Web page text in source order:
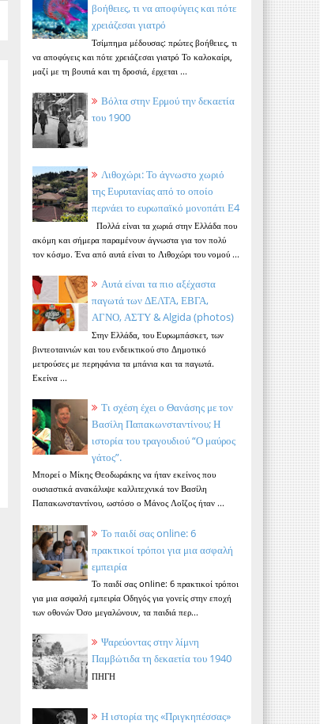
βοήθειες, τι να αποφύγεις και πότε
χρειάζεσαι γιατρό
Τσίμπημα μέδουσας: πρώτες βοήθειες, τι
να αποφύγεις και πότε χρειάζεσαι γιατρό Το καλοκαίρι,
μαζί με τη βουτιά και τη δροσιά, έρχεται ...
Βόλτα στην Ερμού την δεκαετία
του 1900
Λιθοχώρι: Το άγνωστο χωριό
της Ευρυτανίας από το οποίο
περνάει το ευρωπαϊκό μονοπάτι Ε4
Πολλά είναι τα χωριά στην Ελλάδα που
ακόμη και σήμερα παραμένουν άγνωστα για τον πολύ
τον κόσμο. Ένα από αυτά είναι το Λιθοχώρι του νομού ...
Αυτά είναι τα πιο αξέχαστα
παγωτά των ΔΕΛΤΑ, ΕΒΓΑ,
ΑΓΝΟ, ΑΣΤΥ & Algida (photos)
Στην Ελλάδα, του Ευρωμπάσκετ, των
βιντεοταινιών και του ενδεικτικού στο Δημοτικό
μετρούσες με περηφάνια τα μπάνια και τα παγωτά.
Εκείνα ...
Τι σχέση έχει ο Θανάσης με τον
Βασίλη Παπακωνσταντίνου; Η
ιστορία του τραγουδιού “Ο μαύρος
γάτος”.
Μπορεί ο Μίκης Θεοδωράκης να ήταν εκείνος που
ουσιαστικά ανακάλυψε καλλιτεχνικά τον Βασίλη
Παπακωνσταντίνου, ωστόσο ο Μάνος Λοΐζος ήταν ...
Το παιδί σας online: 6
πρακτικοί τρόποι για μια ασφαλή
εμπειρία
Το παιδί σας online: 6 πρακτικοί τρόποι
για μια ασφαλή εμπειρία Οδηγός για γονείς στην εποχή
των οθονών Όσο μεγαλώνουν, τα παιδιά περ...
Ψαρεύοντας στην λίμνη
Παμβώτιδα τη δεκαετία του 1940
ΠΗΓΗ
Η ιστορία της «Πριγκηπέσσας»